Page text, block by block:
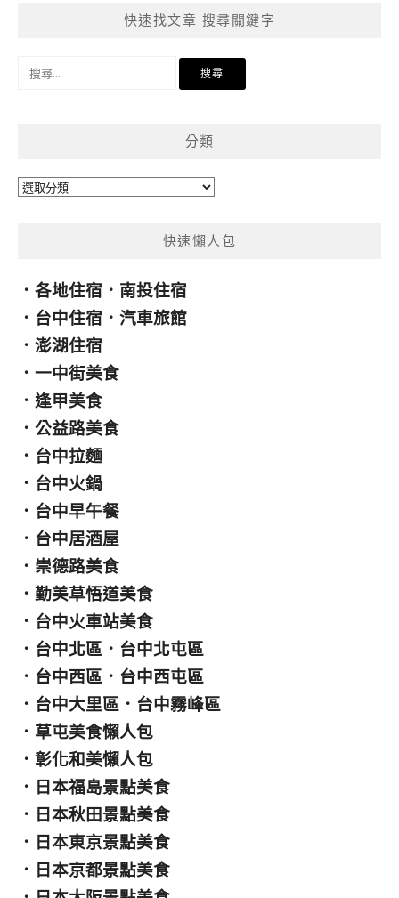
快速找文章 搜尋關鍵字
分類
分
快速懶人包
． 各地住宿 ． 南投住宿
． 台中住宿 ． 汽車旅館
． 澎湖住宿
． 一中街美食
． 逢甲美食
． 公益路美食
． 台中拉麵
． 台中火鍋
． 台中早午餐
． 台中居酒屋
． 崇德路美食
． 勤美草悟道美食
． 台中火車站美食
． 台中北區 ． 台中北屯區
． 台中西區 ． 台中西屯區
． 台中大里區 ． 台中霧峰區
． 草屯美食懶人包
． 彰化和美懶人包
． 日本福島景點美食
． 日本秋田景點美食
． 日本東京景點美食
． 日本京都景點美食